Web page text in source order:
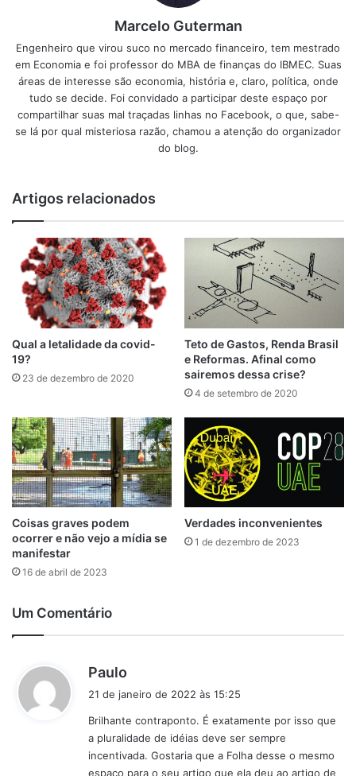
Marcelo Guterman
Engenheiro que virou suco no mercado financeiro, tem mestrado
em Economia e foi professor do MBA de finanças do IBMEC. Suas
áreas de interesse são economia, história e, claro, política, onde
tudo se decide. Foi convidado a participar deste espaço por
compartilhar suas mal traçadas linhas no Facebook, o que, sabe-
se lá por qual misteriosa razão, chamou a atenção do organizador
do blog.
Artigos relacionados
Qual a letalidade da covid-
19?
23 de dezembro de 2020
Teto de Gastos, Renda Brasil
e Reformas. Afinal como
sairemos dessa crise?
4 de setembro de 2020
Coisas graves podem
ocorrer e não vejo a mídia se
manifestar
16 de abril de 2023
Verdades inconvenientes
1 de dezembro de 2023
Um Comentário
Paulo
s
e
:
21 de janeiro de 2022 às 15:25
Brilhante contraponto. É exatamente por isso que
a pluralidade de idéias deve ser sempre
incentivada. Gostaria que a Folha desse o mesmo
espaço para o seu artigo que ela deu ao artigo de